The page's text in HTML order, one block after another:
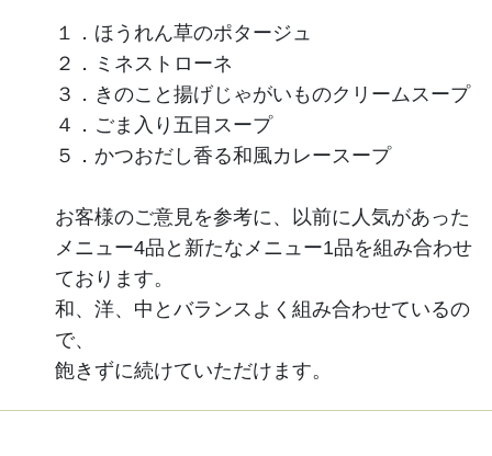
１．ほうれん草のポタージュ
２．ミネストローネ
３．きのこと揚げじゃがいものクリームスープ
４．ごま入り五目スープ
５．かつおだし香る和風カレースープ
お客様のご意見を参考に、以前に人気があった
メニュー4品と新たなメニュー1品を組み合わせ
ております。
和、洋、中とバランスよく組み合わせているの
で、
飽きずに続けていただけます。